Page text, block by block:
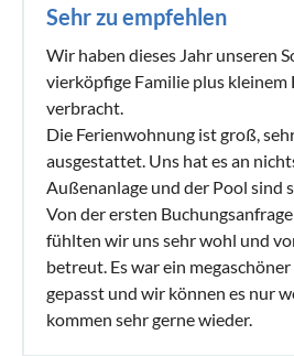
Sehr zu empfehlen
Wir haben dieses Jahr unseren
vierköpfige Familie plus kleinem
verbracht.
Die Ferienwohnung ist groß,
ausgestattet. Uns hat es an
Außenanlage und der Pool sind
Von der ersten
fühlten wir uns sehr wohl und
betreut. Es war ein
gepasst und wir können es nur
kommen sehr gerne wieder.